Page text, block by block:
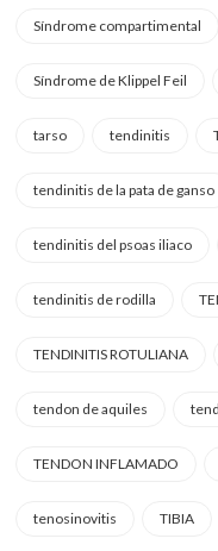
Síndrome compartimental
Síndrome de Klippel Feil
tarso tendinitis
tendinitis de la pata de ganso
tendinitis del psoas iliaco
tendinitis de rodilla
TENDINITIS ROTULIANA
tendon de aquiles
TENDON INFLAMADO
tenosinovitis TIBIA